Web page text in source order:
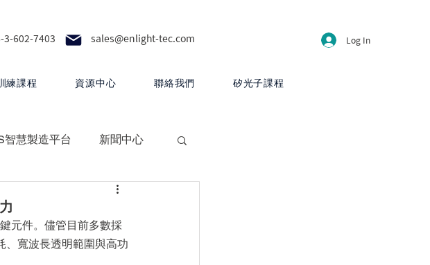
3-602-7403 sales@enlight-tec.com Log In
練課程 資源中心 聯絡我們 矽光子課程
智慧製造平台 新聞中心
析
元件。儘管目前多數採
、寬波長透明範圍與高功